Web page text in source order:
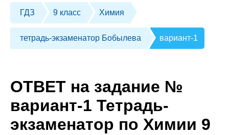
ГДЗ 9 класс Химия
тетрадь-экзаменатор Бобылева вариант-1
ОТВЕТ на задание №
вариант-1 Тетрадь-
экзаменатор по Химии 9